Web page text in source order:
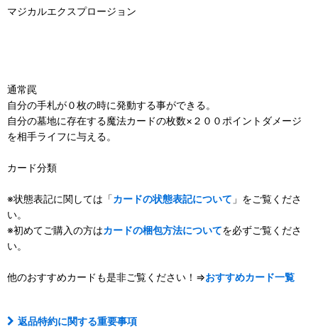
マジカルエクスプロージョン
通常罠
自分の手札が０枚の時に発動する事ができる。
自分の墓地に存在する魔法カードの枚数×２００ポイントダメージ
を相手ライフに与える。
カード分類
※状態表記に関しては「カードの状態表記について 」をご覧くださ
い。
※初めてご購入の方はカードの梱包方法についてを必ずご覧くださ
い。
他のおすすめカードも是非ご覧ください！⇒おすすめカード一覧
返品特約に関する重要事項